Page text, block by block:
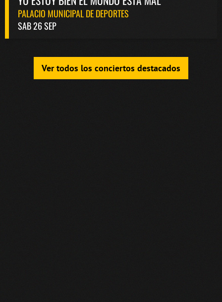
PALACIO MUNICIPAL DE DEPORTES
SAB 26 SEP
Ver todos los conciertos destacados